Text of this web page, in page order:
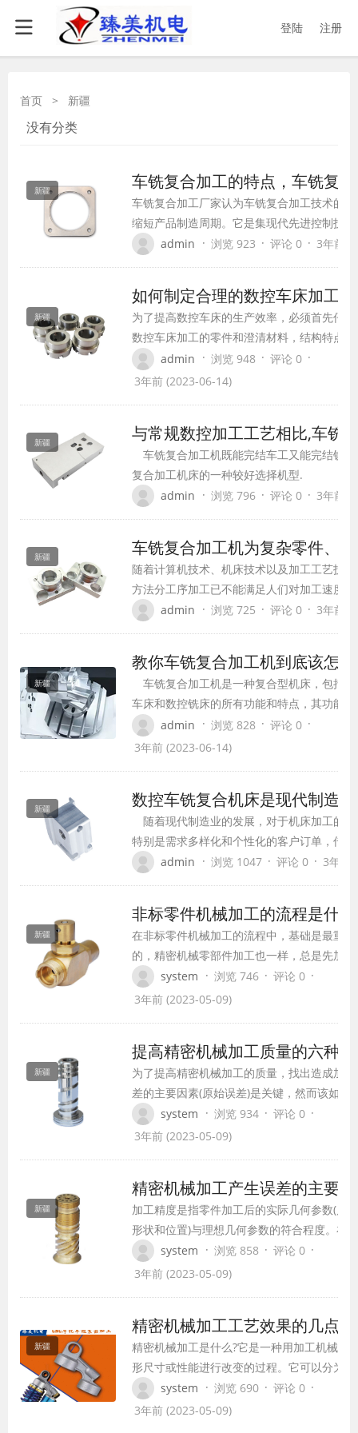
登陆 注册
首页 > 新疆
没有分类
新疆 车铣复合加工的特点，车铣复
车铣复合加工厂家认为车铣复合加工技术的
缩短产品制造周期。它是集现代先进控制技
应用技术于一体的先进加工技术。
admin · 浏览 923 · 评论 0 · 3年前
新疆
如何制定合理的数控车床加工
为了提高数控车床的生产效率，必须首先仔
数控车床加工的零件和澄清材料，结构特点
的形式，粗糙度和零件的热处理的技术要求
此基础上，选择合理的磨削工艺和简单的加
admin · 浏览 948 · 评论 0 ·
3年前 (2023-06-14)
新疆 与常规数控加工工艺相比,车铣
车铣复合加工机既能完结车工又能完结铣
复合加工机床的一种较好选择机型.
admin · 浏览 796 · 评论 0 · 3年前
新疆 车铣复合加工机为复杂零件、
随着计算机技术、机床技术以及加工工艺技
方法分工序加工已不能满足人们对加工速度
景下，车铣复合加工技术应运而生。车铣复
admin · 浏览 725 · 评论 0 · 3年前
新疆
教你车铣复合加工机到底该怎
车铣复合加工机是一种复合型机床，包括
车床和数控铣床的所有功能和特点，其功能
铣复合、车铣磨复合、铣磨复合。复合的目
了使一台机床具有多种功能。
admin · 浏览 828 · 评论 0 ·
3年前 (2023-06-14)
新疆 数控车铣复合机床是现代制造
随着现代制造业的发展，对于机床加工的
特别是需求多样化和个性化的客户订单，传
已经无法满足市场的需求。为了解决这个问
admin · 浏览 1047 · 评论 0 · 3年前
新疆
非标零件机械加工的流程是什么
在非标零件机械加工的流程中，基础是最重要
的，精密机械零部件加工也一样，总是先加工
精基准，然后再用精基准定位加工其他表面。
接下来我们就来详细把我一番。 对于箱体零
是以外圆为粗基准加工中心孔，再以中心孔为
精基准加工外圆、端面…
system · 浏览 746 · 评论 0 ·
3年前 (2023-05-09)
新疆
提高精密机械加工质量的六种
为了提高精密机械加工的质量，找出造成加
差的主要因素(原始误差)是关键，然而该如何
取相应的工艺技术措施来控制或减少这些因
影响呢?下面小编就和您一起了解一下如何有
寸经测量按误差大小分为n组，…
system · 浏览 934 · 评论 0 ·
3年前 (2023-05-09)
新疆
精密机械加工产生误差的主要
加工精度是指零件加工后的实际几何参数(尺
形状和位置)与理想几何参数的符合程度。在
加工中，误差是不可避免的，但误差必须在
的范围内。通过误差分析，掌握其变化的基
呢我们总结了一下，大致有以下几点： &nb…
system · 浏览 858 · 评论 0 ·
3年前 (2023-05-09)
新疆
精密机械加工工艺效果的几点
精密机械加工是什么?它是一种用加工机械对
形尺寸或性能进行改变的过程。它可以分为
加工。 一般在常温下加工,并且不引起工件的
相变化﹐称冷加工。一般在高于或低于常温
system · 浏览 690 · 评论 0 ·
3年前 (2023-05-09)